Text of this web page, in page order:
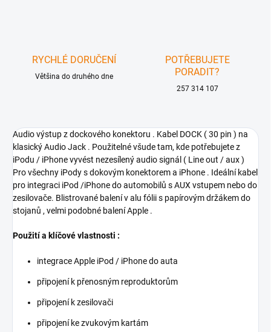
RYCHLÉ DORUČENÍ
Většina do druhého dne
POTŘEBUJETE
PORADIT?
257 314 107
Audio výstup z dockového konektoru . Kabel DOCK ( 30 pin ) na
klasický Audio Jack . Použitelné všude tam, kde potřebujete z
iPodu / iPhone vyvést nezesílený audio signál ( Line out / aux )
Pro všechny iPody s dokovým konektorem a iPhone . Ideální kabel
pro integraci iPod /iPhone do automobilů s AUX vstupem nebo do
zesilovače. Blistrované balení v alu fólii s papírovým držákem do
stojanů , velmi podobné balení Apple .
Použití a klíčové vlastnosti :
integrace Apple iPod / iPhone do auta
připojení k přenosným reproduktorům
připojení k zesilovači
připojení ke zvukovým kartám